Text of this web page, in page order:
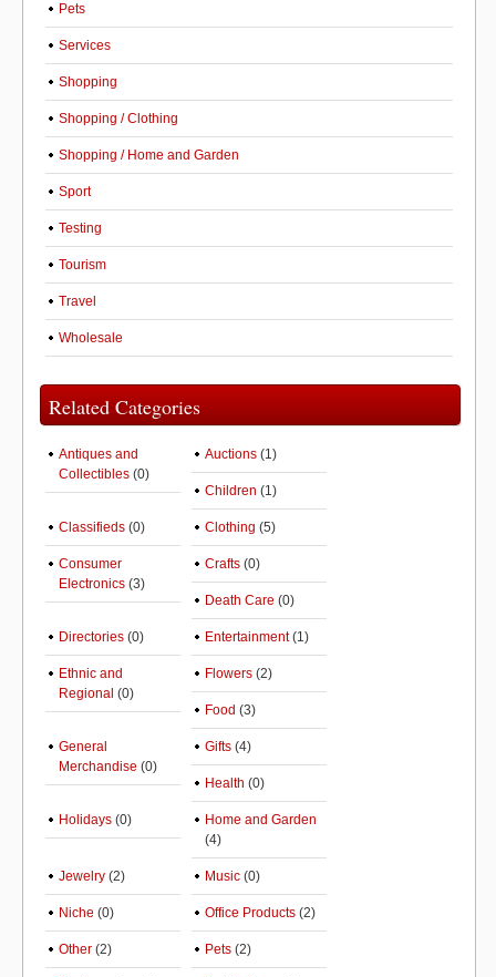
Pets
Services
Shopping
Shopping / Clothing
Shopping / Home and Garden
Sport
Testing
Tourism
Travel
Wholesale
Related Categories
Antiques and
Collectibles (0)
Auctions (1)
Children (1)
Classifieds (0) Clothing (5)
Consumer
Electronics (3)
Crafts (0)
Death Care (0)
Directories (0) Entertainment(1)
Ethnic and
Regional (0)
Flowers (2)
Food (3)
General
Merchandise (0)
Gifts (4)
Health (0)
Holidays (0)
Home and Garden
(4)
Jewelry (2) Music (0)
Niche (0) Office Products (2)
Other (2) Pets (2)